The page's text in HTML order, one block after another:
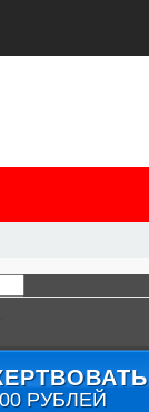
РУБЛЕЙ